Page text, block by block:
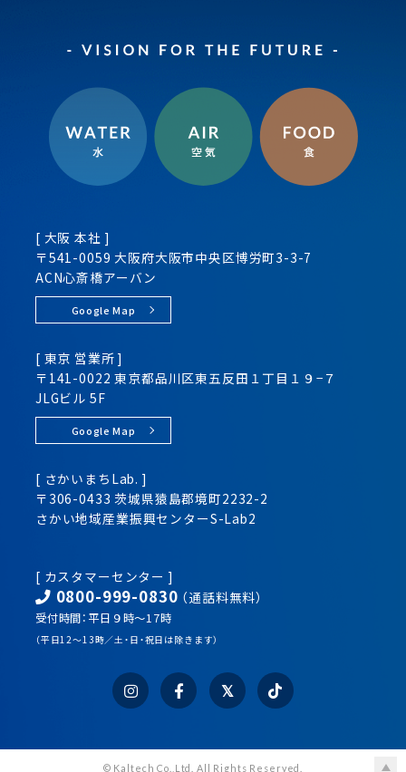
[ 大阪 本社 ]
〒541-0059 大阪府大阪市中央区博労町3-3-7
ACN心斎橋アーバン
Google Map
[ 東京 営業所 ]
〒141-0022 東京都品川区東五反田１丁目１９−７
JLGビル 5F
Google Map
[ さかいまちLab. ]
〒306-0433 茨城県猿島郡境町2232-2
さかい地域産業振興センターS-Lab2
[ カスタマーセンター ]
0800-999-0830 （通話料無料）
受付時間：平日９時～17時
（平日12～13時／土・日・祝日は除きます）
© Kaltech Co.,Ltd. All Rights Reserved.